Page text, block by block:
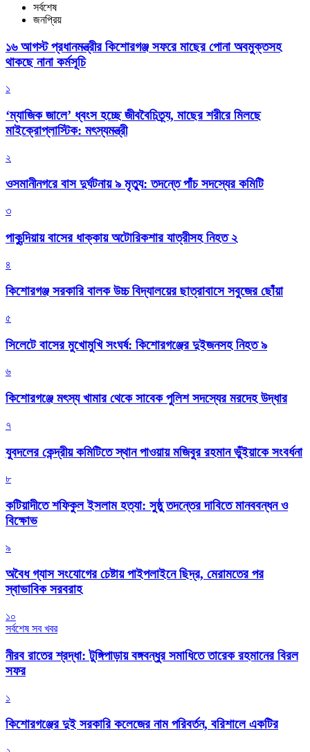
সর্বশেষ
জনপ্রিয়
১৬ আগস্ট প্রধানমন্ত্রীর কিশোরগঞ্জ সফরে মাছের পোনা অবমুক্তসহ
থাকছে নানা কর্মসূচি
১
‘ম্যাজিক জালে’ ধ্বংস হচ্ছে জীববৈচিত্র্য, মাছের শরীরে মিলছে
মাইক্রোপ্লাস্টিক: মৎস্যমন্ত্রী
২
ওসমানীনগরে বাস দুর্ঘটনায় ৯ মৃত্যু: তদন্তে পাঁচ সদস্যের কমিটি
৩
পাকুন্দিয়ায় বাসের ধাক্কায় অটোরিকশার যাত্রীসহ নিহত ২
৪
কিশোরগঞ্জ সরকারি বালক উচ্চ বিদ্যালয়ের ছাত্রাবাসে সবুজের ছোঁয়া
৫
সিলেটে বাসের মুখোমুখি সংঘর্ষ: কিশোরগঞ্জের দুইজনসহ নিহত ৯
৬
কিশোরগঞ্জে মৎস্য খামার থেকে সাবেক পুলিশ সদস্যের মরদেহ উদ্ধার
৭
যুবদলের কেন্দ্রীয় কমিটিতে স্থান পাওয়ায় মজিবুর রহমান ভুঁইয়াকে সংবর্ধনা
৮
কটিয়াদীতে শফিকুল ইসলাম হত্যা: সুষ্ঠু তদন্তের দাবিতে মানববন্ধন ও
বিক্ষোভ
৯
অবৈধ গ্যাস সংযোগের চেষ্টায় পাইপলাইনে ছিদ্র, মেরামতের পর
স্বাভাবিক সরবরাহ
১০
সর্বশেষ সব খবর
নীরব রাতের শ্রদ্ধা: টুঙ্গিপাড়ায় বঙ্গবন্ধুর সমাধিতে তারেক রহমানের বিরল
সফর
১
কিশোরগঞ্জের দুই সরকারি কলেজের নাম পরিবর্তন, বরিশালে একটির